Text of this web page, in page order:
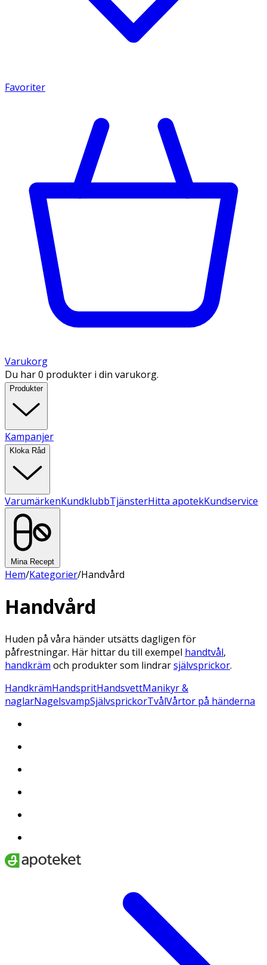
Favoriter
Varukorg
Du har 0 produkter i din varukorg.
Produkter
Kampanjer
Kloka Råd
VarumärkenKundklubbTjänsterHitta apotekKundservice
Mina Recept
Hem/Kategorier/Handvård
Handvård
Huden på våra händer utsätts dagligen för
påfrestningar. Här hittar du till exempel handtvål,
handkräm och produkter som lindrarsjälvsprickor.
HandkrämHandspritHandsvettManikyr &
naglarNagelsvampSjälvsprickorTvålVårtor på händerna